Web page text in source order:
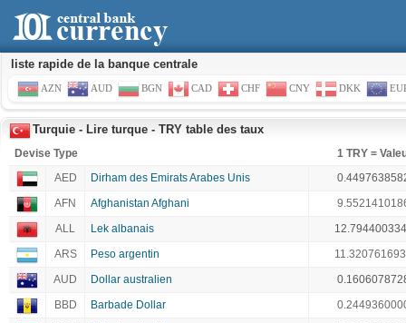
liste rapide de la banque centrale
AZN AUD BGN CAD CHF CNY DKK
Turquie - Lire turque - TRY table des taux
Devise Type
1 TRY =
AED
Dirham des Emirats Arabes Unis
AFN
Afghanistan Afghani
ALL
Lek albanais
ARS
Peso argentin
AUD
Dollar australien
BBD
Barbade Dollar